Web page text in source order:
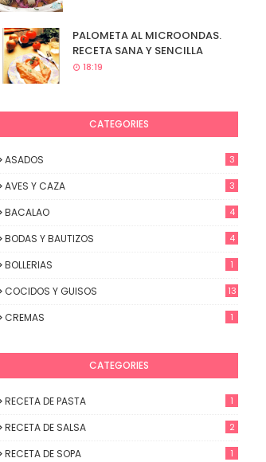
PALOMETA AL MICROONDAS.
RECETA SANA Y SENCILLA
18:19
CATEGORIES
ASADOS 3
AVES Y CAZA 3
BACALAO 4
BODAS Y BAUTIZOS 4
BOLLERIAS 1
COCIDOS Y GUISOS 13
CREMAS 1
CATEGORIES
RECETA DE PASTA 1
RECETA DE SALSA 2
RECETA DE SOPA 1